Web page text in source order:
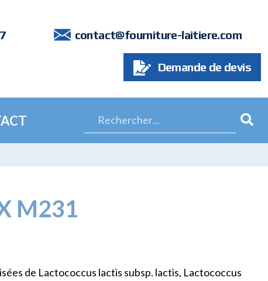
contact@fourniture-laitiere.com
Demande de devis
M231
de Lactococcus lactis subsp. lactis, Lactococcus